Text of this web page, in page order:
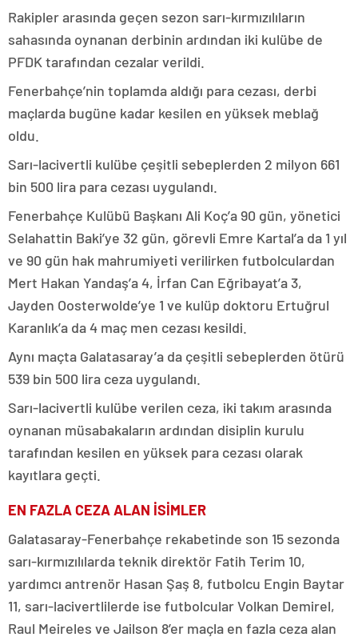
Rakipler arasında geçen sezon sarı-kırmızılıların
sahasında oynanan derbinin ardından iki kulübe de
PFDK tarafından cezalar verildi.
Fenerbahçe’nin toplamda aldığı para cezası, derbi
maçlarda bugüne kadar kesilen en yüksek meblağ
oldu.
Sarı-lacivertli kulübe çeşitli sebeplerden 2 milyon 661
bin 500 lira para cezası uygulandı.
Fenerbahçe Kulübü Başkanı Ali Koç’a 90 gün, yönetici
Selahattin Baki’ye 32 gün, görevli Emre Kartal’a da 1 yıl
ve 90 gün hak mahrumiyeti verilirken futbolculardan
Mert Hakan Yandaş’a 4, İrfan Can Eğribayat’a 3,
Jayden Oosterwolde’ye 1 ve kulüp doktoru Ertuğrul
Karanlık’a da 4 maç men cezası kesildi.
Aynı maçta Galatasaray’a da çeşitli sebeplerden ötürü
539 bin 500 lira ceza uygulandı.
Sarı-lacivertli kulübe verilen ceza, iki takım arasında
oynanan müsabakaların ardından disiplin kurulu
tarafından kesilen en yüksek para cezası olarak
kayıtlara geçti.
EN FAZLA CEZA ALAN İSİMLER
Galatasaray-Fenerbahçe rekabetinde son 15 sezonda
sarı-kırmızılılarda teknik direktör Fatih Terim 10,
yardımcı antrenör Hasan Şaş 8, futbolcu Engin Baytar
11, sarı-lacivertlilerde ise futbolcular Volkan Demirel,
Raul Meireles ve Jailson 8’er maçla en fazla ceza alan